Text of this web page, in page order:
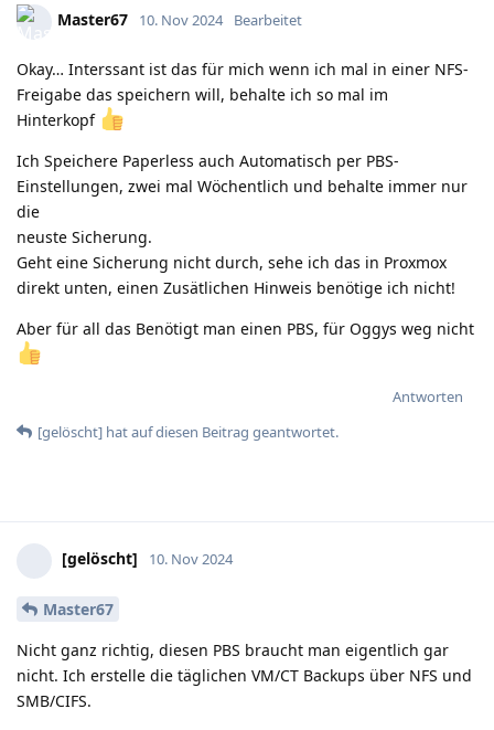
Master67 10. Nov 2024 Bearbeitet
Okay… Interssant ist das für mich wenn ich mal in einer NFS-
Freigabe das speichern will, behalte ich so mal im
Hinterkopf
Ich Speichere Paperless auch Automatisch per PBS-
Einstellungen, zwei mal Wöchentlich und behalte immer nur
die
neuste Sicherung.
Geht eine Sicherung nicht durch, sehe ich das in Proxmox
direkt unten, einen Zusätlichen Hinweis benötige ich nicht!
Aber für all das Benötigt man einen PBS, für Oggys weg nicht
Antworten
[gelöscht] hatauf diesen Beitrag geantwortet.
[gelöscht] 10. Nov 2024
Master67
Nicht ganz richtig, diesen PBS braucht man eigentlich gar
nicht. Ich erstelle die täglichen VM/CT Backups über NFS und
SMB/CIFS.